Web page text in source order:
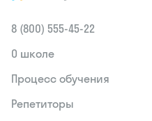
8 (800) 555‑45-22
О школе
Процесс обучения
Репетиторы